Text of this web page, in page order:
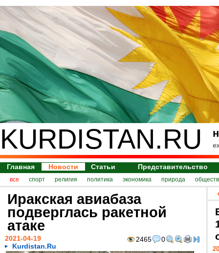
KURDISTAN.RU
Главная Новости Статьи Представительство
все спорт религия политика экономика природа
Иракская авиабаза
подверглась ракетной
атаке
2465 0
2021-04-19
Kurdistan.Ru